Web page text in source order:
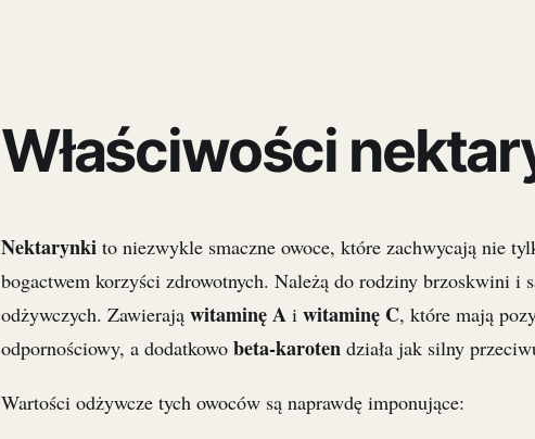
Właściwości
Nektarynkito niezwykle smaczne owoce, które zachwycają nie
bogactwem korzyści zdrowotnych. Należą do rodziny brzoskwini i
odżywczych. Zawierają witaminę Ai witaminę C, które mają
odpornościowy, a dodatkowo beta-karotendziała jak silny
Wartości odżywcze tych owoców są naprawdę imponujące: